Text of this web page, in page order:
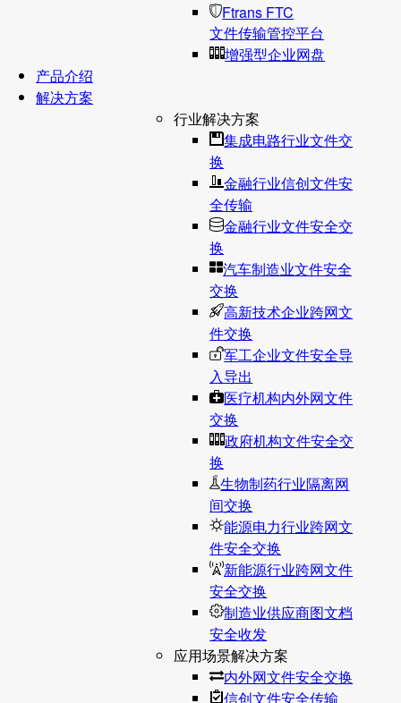
Ftrans FTC
文件传输管控平台
增强型企业网盘
产品介绍
解决方案
行业解决方案
集成电路行业文件交
换
金融行业信创文件安
全传输
金融行业文件安全交
换
汽车制造业文件安全
交换
高新技术企业跨网文
件交换
军工企业文件安全导
入导出
医疗机构内外网文件
交换
政府机构文件安全交
换
生物制药行业隔离网
间交换
能源电力行业跨网文
件安全交换
新能源行业跨网文件
安全交换
制造业供应商图文档
安全收发
应用场景解决方案
内外网文件安全交换
信创文件安全传输